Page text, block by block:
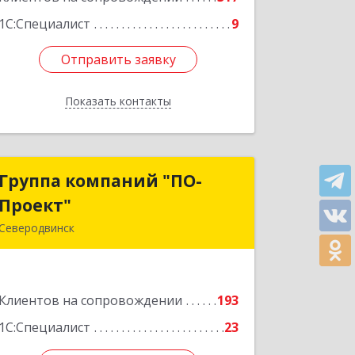
1С:Специалист
9
Отправить заявку
Показать контакты
Отправить заявку
Назад
Группа компаний "ПО-
Проект"
Клиентов на сопровождении
193
1С:Специалист
23
Группа компаний "ПО-
Подробнее